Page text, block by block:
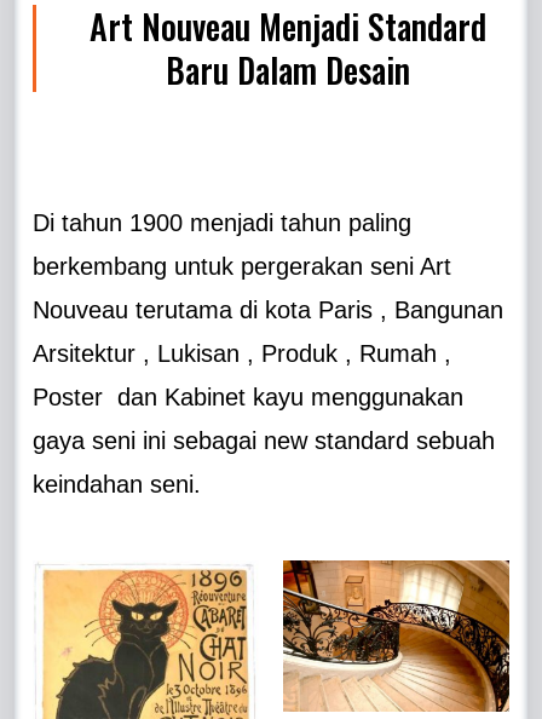
Art Nouveau Menjadi Standard
Baru Dalam Desain
Di tahun 1900 menjadi tahun paling
berkembang untuk pergerakan seni Art
Nouveau terutama di kota Paris , Bangunan
Arsitektur , Lukisan , Produk , Rumah ,
Poster dan Kabinet kayu menggunakan
gaya seni ini sebagai new standard sebuah
keindahan seni.